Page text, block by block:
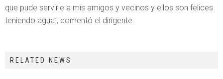
que pude servirle a mis amigos y vecinos y ellos son felices
teniendo agua”, comentó el dirigente.
RELATED NEWS